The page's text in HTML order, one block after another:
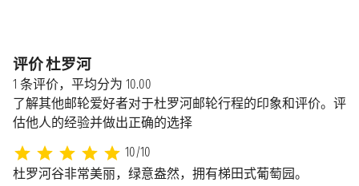
评价 杜罗河
1 条评价，平均分为 10.00
了解其他邮轮爱好者对于杜罗河邮轮行程的印象和评价。评
估他人的经验并做出正确的选择
10/10
杜罗河谷非常美丽，绿意盎然，拥有梯田式葡萄园。